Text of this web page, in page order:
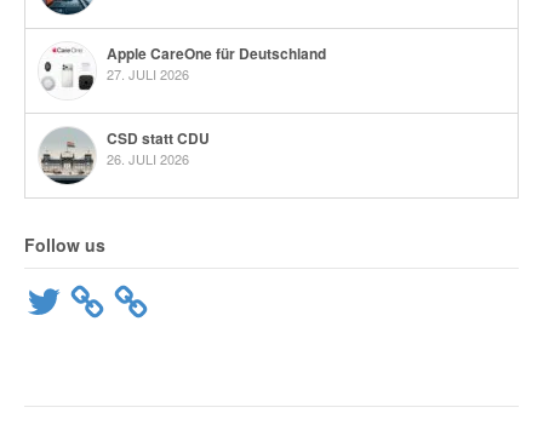
Apple CareOne für Deutschland
27. JULI 2026
CSD statt CDU
26. JULI 2026
Follow us
Twitter